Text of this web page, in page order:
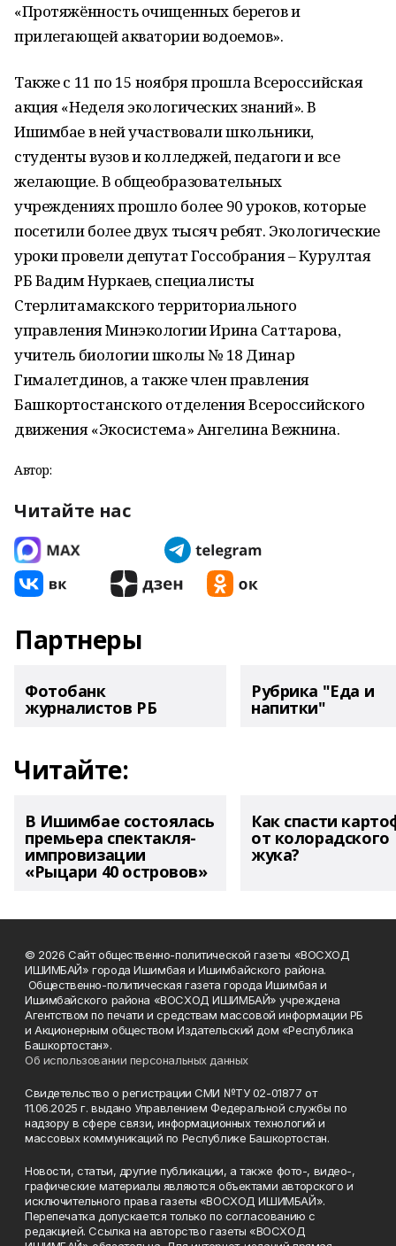
«Протяжённость очищенных берегов и
прилегающей акватории водоемов».
Также с 11 по 15 ноября прошла Всероссийская
акция «Неделя экологических знаний». В
Ишимбае в ней участвовали школьники,
студенты вузов и колледжей, педагоги и все
желающие. В общеобразовательных
учреждениях прошло более 90 уроков, которые
посетили более двух тысяч ребят. Экологические
уроки провели депутат Госсобрания – Курултая
РБ Вадим Нуркаев, специалисты
Стерлитамакского территориального
управления Минэкологии Ирина Саттарова,
учитель биологии школы № 18 Динар
Гималетдинов, а также член правления
Башкортостанского отделения Всероссийского
движения «Экосистема» Ангелина Вежнина.
Автор:
Читайте нас
Партнеры
Фотобанк
журналистов РБ
Рубрика "Еда и
напитки"
Читайте:
В Ишимбае состоялась
премьера спектакля-
импровизации
«Рыцари 40 островов»
Как спасти
от колорадского
жука?
© 2026 Сайт общественно-политической газеты «ВОСХОД
ИШИМБАЙ» города Ишимбая и Ишимбайского района.
Общественно-политическая газета города Ишимбая и
Ишимбайского района «ВОСХОД ИШИМБАЙ» учреждена
Агентством по печати и средствам массовой информации РБ
и Акционерным обществом Издательский дом «Республика
Башкортостан».
Об использовании персональных данных
Свидетельство о регистрации СМИ №ТУ 02-01877 от
11.06.2025 г. выдано Управлением Федеральной службы по
надзору в сфере связи, информационных технологий и
массовых коммуникаций по Республике Башкортостан.
Новости, статьи, другие публикации, а также фото-, видео-,
графические материалы являются объектами авторского и
исключительного права газеты «ВОСХОД ИШИМБАЙ».
Перепечатка допускается только по согласованию с
редакцией. Ссылка на авторство газеты «ВОСХОД